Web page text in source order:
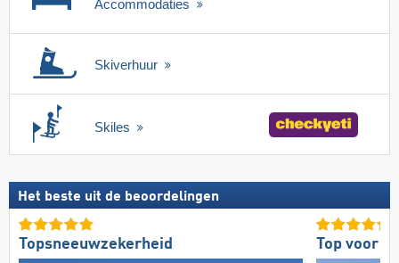
Accommodaties
Skiverhuur
Skiles
Het beste uit de beoordelingen
Topsneeuwzekerheid Top voor